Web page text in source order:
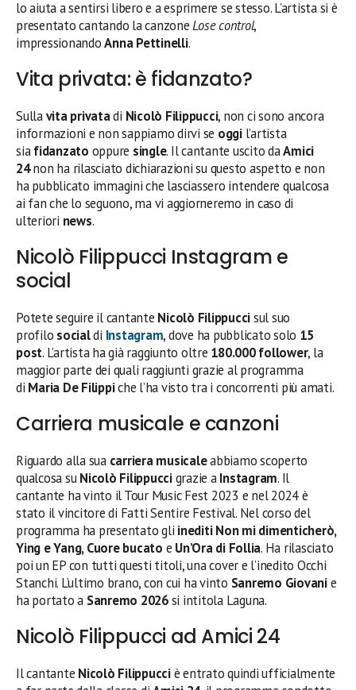
lo aiuta a sentirsi libero e a esprimere se stesso. L’artista si è
presentato cantando la canzoneLose control,
impressionandoAnna Pettinelli.
Vita privata: è fidanzato?
Sullavita privatadi Nicolò Filippucci, non ci sono ancora
informazioni e non sappiamo dirvi se oggi l’artista
siafidanzato oppure single. Il cantante uscito daAmici
24non ha rilasciato dichiarazioni su questo aspetto e non
ha pubblicato immagini che lasciassero intendere qualcosa
ai fan che lo seguono, ma vi aggiorneremo in caso di
ulteriori news.
Nicolò Filippucci Instagram e
social
Potete seguire il cantante Nicolò Filippuccisul suo
profilo socialdi Instagram, dove ha pubblicato solo 15
post. L’artista ha già raggiunto oltre 180.000 follower, la
maggior parte dei quali raggiunti grazie al programma
di Maria De Filippiche l’ha visto tra i concorrenti più amati.
Carriera musicale e canzoni
Riguardo alla sua carriera musicaleabbiamo scoperto
qualcosa suNicolò Filippuccigrazie aInstagram. Il
cantante ha vinto il Tour Music Fest 2023 e nel 2024 è
stato il vincitore di Fatti Sentire Festival. Nel corso del
programma ha presentato gli inediti Non mi dimenticherò,
Ying e Yang, Cuore bucato e Un’Ora di Follia. Ha rilasciato
poi un EP con tutti questi titoli, una cover e l’inedito Occhi
Stanchi. L’ultimo brano, con cui ha vinto Sanremo Giovanie
ha portato a Sanremo 2026si intitola Laguna.
Nicolò Filippucci ad Amici 24
Il cantante Nicolò Filippucciè entrato quindi ufficialmente